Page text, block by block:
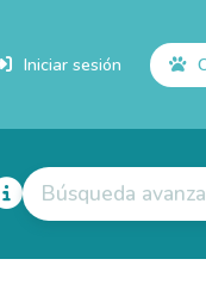
Iniciar sesión
Búsqueda